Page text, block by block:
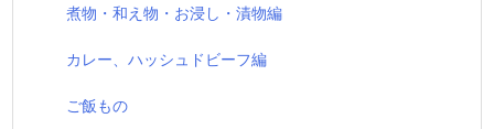
煮物・和え物・お浸し・漬物編
カレー、ハッシュドビーフ編
ご飯もの